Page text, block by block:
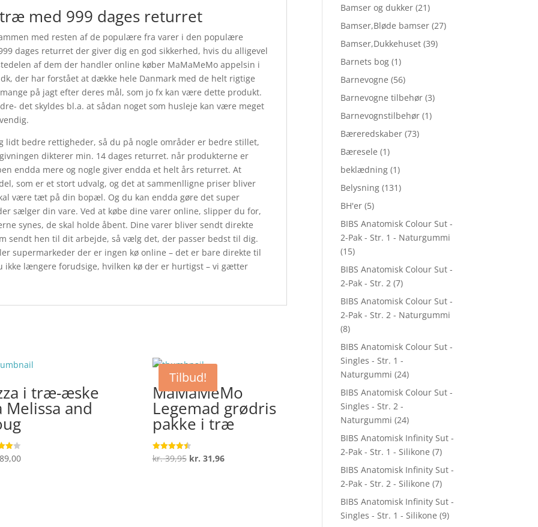
med 999 dages returret
med resten af de populære fra varer i den populære
dages returret der giver dig en god sikkerhed, hvis du alligevel
af dem der handler online køber MaMaMeMo appelsin i
der har forstået at dække hele Danmark med de helt rigtige
på jagt efter deres mål, som jo fx kan være dette produkt.
det skyldes bl.a. at sådan noget som husleje kan være meget
lidt bedre rettigheder, så du på nogle områder er bedre stillet,
dikterer min. 14 dages returret. når produkterne er
endda mere og nogle giver endda et helt års returret. At
som er et stort udvalg, og det at sammenlligne priser bliver
være tæt på din bopæl. Og du kan endda gøre det super
sælger din vare. Ved at købe dine varer online, slipper du for,
synes, de skal holde åbent. Dine varer bliver sendt direkte
sendt hen til dit arbejde, så vælg det, der passer bedst til dig.
supermarkeder der er ingen kø online – det er bare direkte til
ikke længere forudsige, hvilken kø der er hurtigst – vi gætter
i træ-æske
Melissa and
Tilbud!
MaMaMeMo
Legemad grødris
pakke i træ
Vurderet
4.5
kr.39,95 Den
kr. 31,96Den
Bamser og dukker (21)
Bamser,Bløde bamser (27)
Bamser,Dukkehuset (39)
Barnets bog (1)
Barnevogne (56)
Barnevogne tilbehør (3)
Barnevognstilbehør (1)
Bæreredskaber (73)
Bæresele (1)
beklædning (1)
Belysning (131)
BH'er (5)
BIBS Anatomisk Colour Sut -
2-Pak - Str. 1 - Naturgummi
(15)
BIBS Anatomisk Colour Sut -
2-Pak - Str. 2 (7)
BIBS Anatomisk Colour Sut -
2-Pak - Str. 2 - Naturgummi
(8)
BIBS Anatomisk Colour Sut -
Singles - Str. 1 -
Naturgummi (24)
BIBS Anatomisk Colour Sut -
Singles - Str. 2 -
Naturgummi (24)
BIBS Anatomisk Infinity Sut -
2-Pak - Str. 1 - Silikone (7)
BIBS Anatomisk Infinity Sut -
2-Pak - Str. 2 - Silikone (7)
BIBS Anatomisk Infinity Sut -
Singles - Str. 1 - Silikone (9)